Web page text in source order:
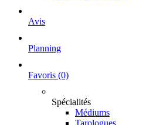
Avis
Planning
Favoris (0)
Spécialités
Médiums
Tarologues